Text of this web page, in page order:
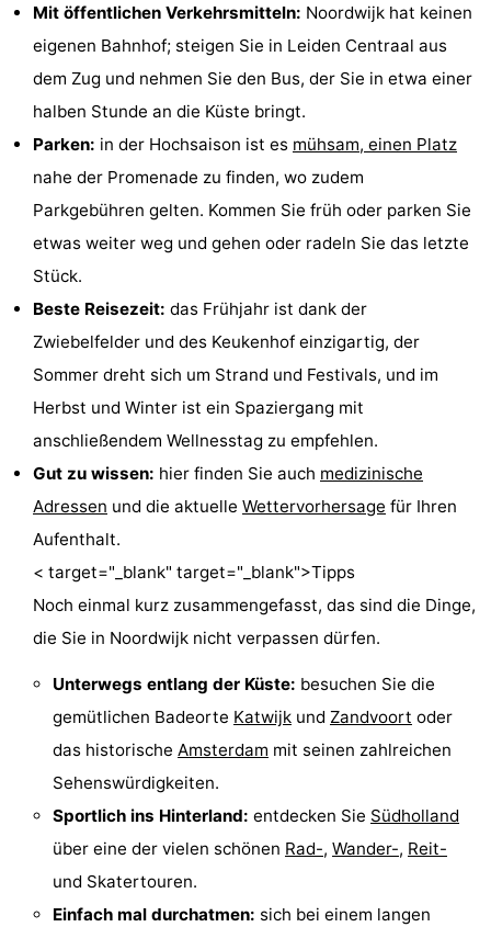
Mit öffentlichen Verkehrsmitteln: Noordwijk hat keinen
eigenen Bahnhof; steigen Sie in Leiden Centraal aus
dem Zug und nehmen Sie den Bus, der Sie in etwa einer
halben Stunde an die Küste bringt.
Parken: in der Hochsaison ist es mühsam, einen Platz
nahe der Promenade zu finden, wo zudem
Parkgebühren gelten. Kommen Sie früh oder parken Sie
etwas weiter weg und gehen oder radeln Sie das letzte
Stück.
Beste Reisezeit: das Frühjahr ist dank der
Zwiebelfelder und des Keukenhof einzigartig, der
Sommer dreht sich um Strand und Festivals, und im
Herbst und Winter ist ein Spaziergang mit
anschließendem Wellnesstag zu empfehlen.
Gut zu wissen: hier finden Sie auch medizinische
Adressen und die aktuelle Wettervorhersage für Ihren
Aufenthalt.
< target="_blank" target="_blank">Tipps
Noch einmal kurz zusammengefasst, das sind die Dinge,
die Sie in Noordwijk nicht verpassen dürfen.
Unterwegs entlang der Küste: besuchen Sie die
gemütlichen Badeorte Katwijk und Zandvoort oder
das historische Amsterdam mit seinen zahlreichen
Sehenswürdigkeiten.
Sportlich ins Hinterland: entdecken Sie Südholland
über eine der vielen schönen Rad-, Wander-, Reit-
und Skatertouren.
Einfach mal durchatmen: sich bei einem langen